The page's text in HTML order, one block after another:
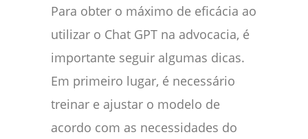
Para obter o máximo de eficácia ao
utilizar o Chat GPT na advocacia, é
importante seguir algumas dicas.
Em primeiro lugar, é necessário
treinar e ajustar o modelo de
acordo com as necessidades do